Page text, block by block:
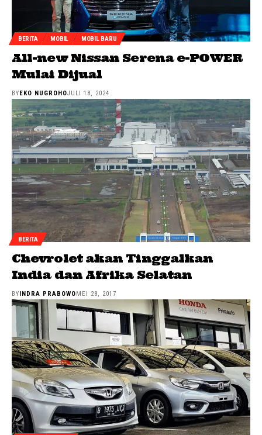
BERITA MOBIL MOBIL BARU
All-new Nissan Serena e-POWER
Mulai Dijual
BY EKO NUGROHOJULI 18, 2024
BERITA
Chevrolet akan Tinggalkan
India dan Afrika Selatan
BYINDRA PRABOWOMEI 28, 2017